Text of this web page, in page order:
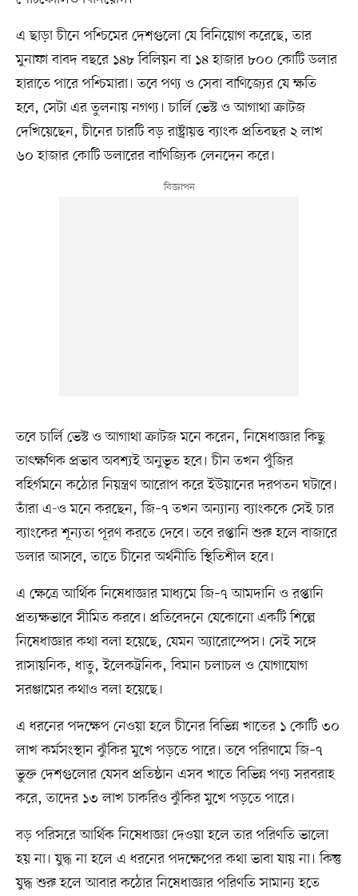
এ ছাড়া চীনে পশ্চিমের দেশগুলো যে বিনিয়োগ করেছে, তার
মুনাফা বাবদ বছরে ১৪৮ বিলিয়ন বা ১৪ হাজার ৮০০ কোটি ডলার
হারাতে পারে পশ্চিমারা। তবে পণ্য ও সেবা বাণিজ্যের যে ক্ষতি
হবে, সেটা এর তুলনায় নগণ্য। চার্লি ভেস্ট ও আগাথা ক্রাটজ
দেখিয়েছেন, চীনের চারটি বড় রাষ্ট্রায়ত্ত ব্যাংক প্রতিবছর ২ লাখ
৬০ হাজার কোটি ডলারের বাণিজ্যিক লেনদেন করে।
তবে চার্লি ভেস্ট ও আগাথা ক্রাটজ মনে করেন, নিষেধাজ্ঞার কিছু
তাৎক্ষণিক প্রভাব অবশ্যই অনুভূত হবে। চীন তখন পুঁজির
বহির্গমনে কঠোর নিয়ন্ত্রণ আরোপ করে ইউয়ানের দরপতন ঘটাবে।
তাঁরা এ-ও মনে করছেন, জি–৭ তখন অন্যান্য ব্যাংককে সেই চার
ব্যাংকের শূন্যতা পূরণ করতে দেবে। তবে রপ্তানি শুরু হলে বাজারে
ডলার আসবে, তাতে চীনের অর্থনীতি স্থিতিশীল হবে।
এ ক্ষেত্রে আর্থিক নিষেধাজ্ঞার মাধ্যমে জি–৭ আমদানি ও রপ্তানি
প্রত্যক্ষভাবে সীমিত করবে। প্রতিবেদনে যেকোনো একটি শিল্পে
নিষেধাজ্ঞার কথা বলা হয়েছে, যেমন অ্যারোস্পেস। সেই সঙ্গে
রাসায়নিক, ধাতু, ইলেকট্রনিক, বিমান চলাচল ও যোগাযোগ
সরঞ্জামের কথাও বলা হয়েছে।
এ ধরনের পদক্ষেপ নেওয়া হলে চীনের বিভিন্ন খাতের ১ কোটি ৩০
লাখ কর্মসংস্থান ঝুঁকির মুখে পড়তে পারে। তবে পরিণামে জি–৭
ভুক্ত দেশগুলোর যেসব প্রতিষ্ঠান এসব খাতে বিভিন্ন পণ্য সরবরাহ
করে, তাদের ১৩ লাখ চাকরিও ঝুঁকির মুখে পড়তে পারে।
বড় পরিসরে আর্থিক নিষেধাজ্ঞা দেওয়া হলে তার পরিণতি ভালো
হয় না। যুদ্ধ না হলে এ ধরনের পদক্ষেপের কথা ভাবা যায় না। কিন্তু
যুদ্ধ শুরু হলে আবার কঠোর নিষেধাজ্ঞার পরিণতি সামান্য হতে